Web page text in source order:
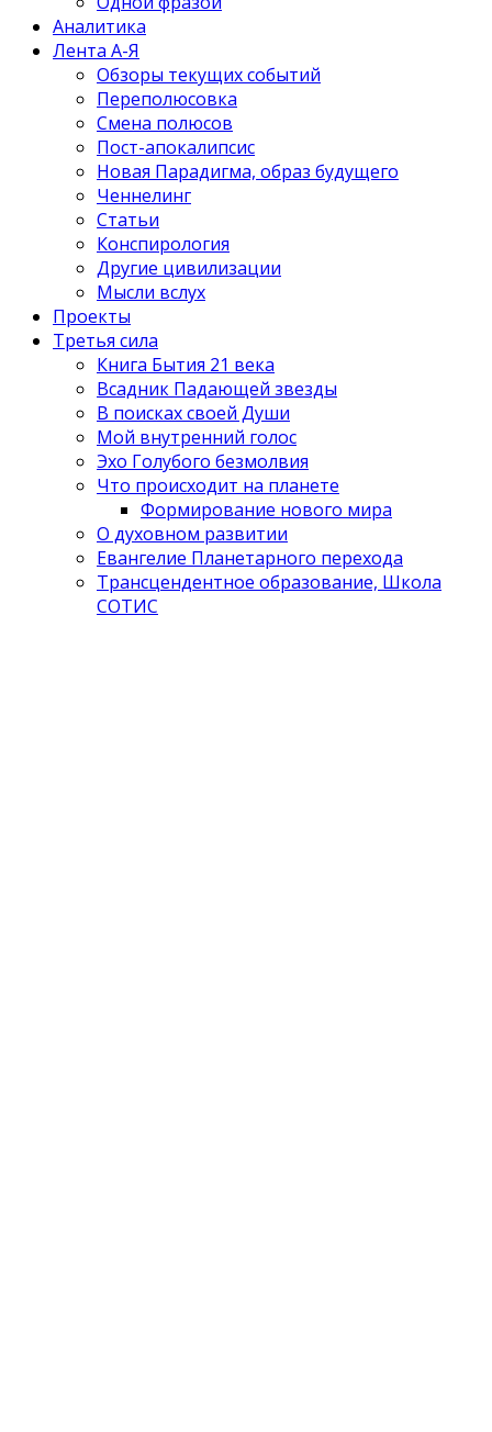
Аналитика
Лента А-Я
Обзоры текущих событий
Переполюсовка
Смена полюсов
Пост-апокалипсис
Новая Парадигма, образ будущего
Ченнелинг
Статьи
Конспирология
Другие цивилизации
Мысли вслух
Проекты
Третья сила
Книга Бытия 21 века
Всадник Падающей звезды
В поисках своей Души
Мой внутренний голос
Эхо Голубого безмолвия
Что происходит на планете
Формирование нового мира
О духовном развитии
Евангелие Планетарного перехода
Трансцендентное образование, Школа
СОТИС